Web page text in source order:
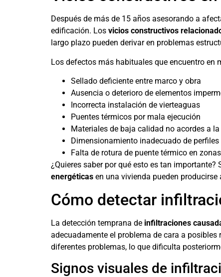
Después de más de 15 años asesorando a
edificación. Los vicios constructivos
largo plazo pueden derivar en problemas
Los defectos más habituales que encuentro en
Sellado deficiente entre marco y obra
Ausencia o deterioro de elementos
Incorrecta instalación de vierteaguas
Puentes térmicos por mala ejecución
Materiales de baja calidad no acordes a
Dimensionamiento inadecuado de perfiles
Falta de rotura de puente térmico en
¿Quieres saber por qué esto es tan
energéticas en una vivienda pueden
Cómo detectar
La detección temprana de infiltraciones
adecuadamente el problema de cara a
diferentes problemas, lo que dificulta
Signos visuales de